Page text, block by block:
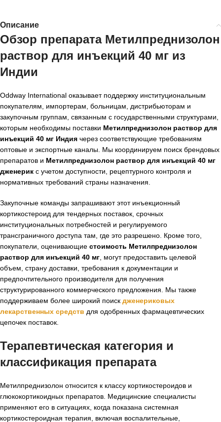
Описание
Обзор препарата Метилпреднизолон
раствор для инъекций 40 мг из
Индии
Oddway International оказывает поддержку институциональным
покупателям, импортерам, больницам, дистрибьюторам и
закупочным группам, связанным с государственными структурами,
которым необходимы поставки Метилпреднизолон раствор для
инъекций 40 мг Индия через соответствующие требованиям
оптовые и экспортные каналы. Мы координируем поиск брендовых
препаратов и Метилпреднизолон раствор для инъекций 40 мг
дженерик с учетом доступности, рецептурного контроля и
нормативных требований страны назначения.
Закупочные команды запрашивают этот инъекционный
кортикостероид для тендерных поставок, срочных
институциональных потребностей и регулируемого
трансграничного доступа там, где это разрешено. Кроме того,
покупатели, оценивающие стоимость Метилпреднизолон
раствор для инъекций 40 мг , могут предоставить целевой
объем, страну доставки, требования к документации и
предпочтительного производителя для получения
структурированного коммерческого предложения. Мы также
поддерживаем более широкий поиск дженериковых
лекарственных средств для одобренных фармацевтических
цепочек поставок.
Терапевтическая категория и
классификация препарата
Метилпреднизолон относится к классу кортикостероидов и
глюкокортикоидных препаратов. Медицинские специалисты
применяют его в ситуациях, когда показана системная
кортикостероидная терапия, включая воспалительные,